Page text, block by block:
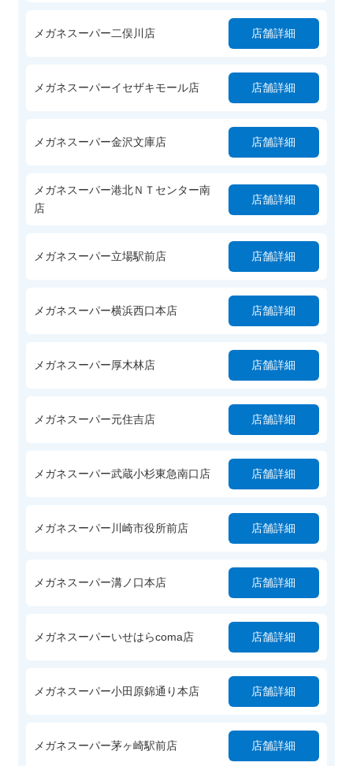
メガネスーパー二俣川店 店舗詳細
メガネスーパーイセザキモール店 店舗詳細
メガネスーパー金沢文庫店 店舗詳細
メガネスーパー港北ＮＴセンター南
店
店舗詳細
メガネスーパー立場駅前店 店舗詳細
メガネスーパー横浜西口本店 店舗詳細
メガネスーパー厚木林店 店舗詳細
メガネスーパー元住吉店 店舗詳細
メガネスーパー武蔵小杉東急南口店 店舗詳細
メガネスーパー川崎市役所前店 店舗詳細
メガネスーパー溝ノ口本店 店舗詳細
メガネスーパーいせはらcoma店 店舗詳細
メガネスーパー小田原錦通り本店 店舗詳細
メガネスーパー茅ヶ崎駅前店 店舗詳細